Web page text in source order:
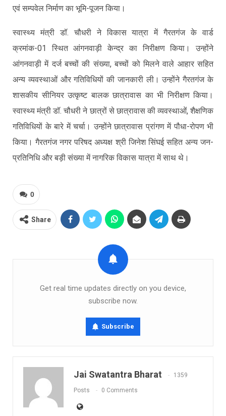
एवं सम्पवेल निर्माण का भूमि-पूजन किया।
स्वास्थ्य मंत्री डॉ. चौधरी ने विकास यात्रा में गैरतगंज के वार्ड
क्रमांक-01 स्थित आंगनवाड़ी केन्द्र का निरीक्षण किया। उन्होंने
आंगनवाड़ी में दर्ज बच्चों की संख्या, बच्चों को मिलने वाले आहार सहित
अन्य व्यवस्थाओं और गतिविधियों की जानकारी ली। उन्होंने गैरतगंज के
शासकीय सीनियर उत्कृष्ट बालक छात्रावास का भी निरीक्षण किया।
स्वास्थ्य मंत्री डॉ. चौधरी ने छात्रों से छात्रावास की व्यवस्थाओं, शैक्षणिक
गतिविधियों के बारे में चर्चा। उन्होंने छात्रावास प्रांगण में पौधा-रोपण भी
किया। गैरतगंज नगर परिषद अध्यक्ष श्री जिनेश सिंघई सहित अन्य जन-
प्रतिनिधि और बड़ी संख्या में नागरिक विकास यात्रा में साथ थे।
0
Share
Get real time updates directly on you device,
subscribe now.
Subscribe
Jai Swatantra Bharat 1359
Posts 0 Comments